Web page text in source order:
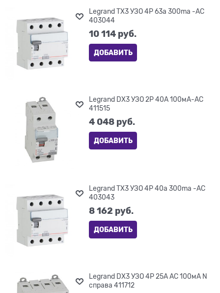
Legrand TX3 УЗО 4P 63a 300ma -AC
403044
10 114 руб.
ДОБАВИТЬ
Legrand DX3 УЗО 2P 40А 100мА-AC
411515
4 048 руб.
ДОБАВИТЬ
Legrand TX3 УЗО 4P 40a 300ma -AC
403043
8 162 руб.
ДОБАВИТЬ
Legrand DX3 УЗО 4P 25А AC 100мА N
справа 411712